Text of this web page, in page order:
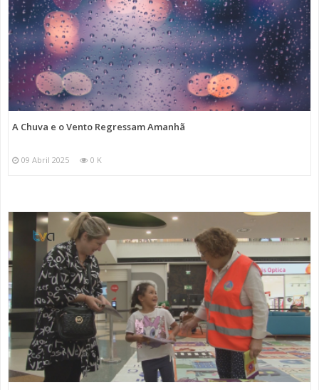
A Chuva e o Vento Regressam Amanhã
09 Abril 2025 0 K